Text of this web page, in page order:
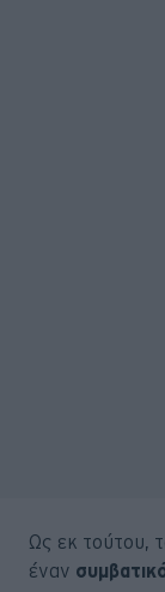
Ως εκ τούτου,
έναν